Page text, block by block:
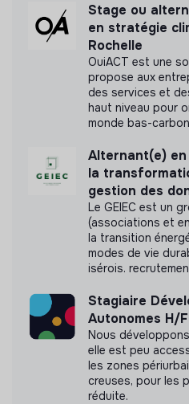
Stage ou
en stratégie
Rochelle
OuiACT est une
propose aux
des services et
haut niveau pour
monde bas-
Alternant(e)
la
gestion des
Le GEIEC est un
(associations et
la transition
modes de vie
isérois.
Stagiaire
Autonomes H/F
Nous
elle est peu
les zones
creuses, pour les
réduite.